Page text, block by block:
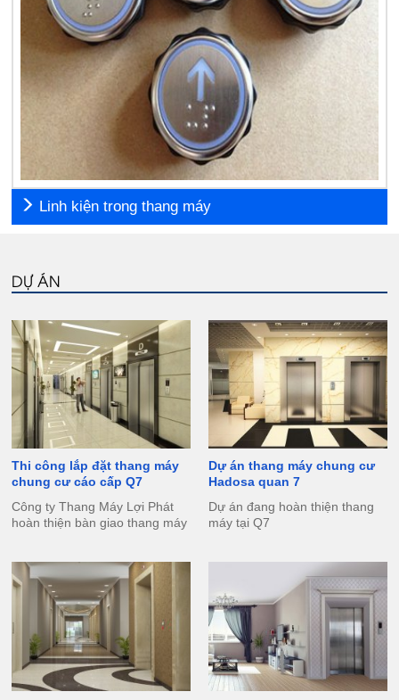
Linh kiện trong thang máy
DỰ ÁN
Thi công lắp đặt thang máy
chung cư cáo cấp Q7
Công ty Thang Máy Lợi Phát
hoàn thiện bàn giao thang máy
Dự án thang máy chung cư
Hadosa quan 7
Dự án đang hoàn thiện thang
máy tại Q7